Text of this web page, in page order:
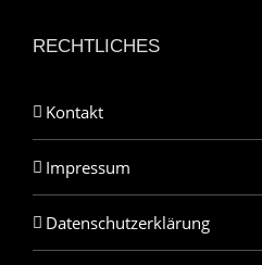
RECHTLICHES
Kontakt
Impressum
Datenschutzerklärung